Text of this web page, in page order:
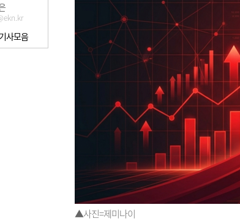
사모음
▲사진=제미나이